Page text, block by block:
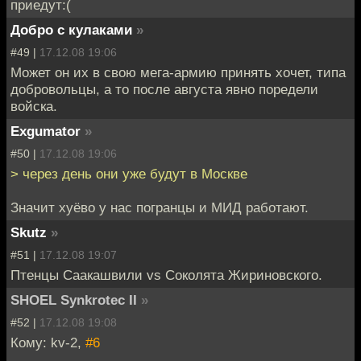
приедут:(
Добро с кулаками »
#49 | 17.12.08 19:06
Может он их в свою мега-армию принять хочет, типа
добровольцы, а то после августа явно поредели
войска.
Exgumator »
#50 | 17.12.08 19:06
> через день они уже будут в Москве
Значит хуёво у нас погранцы и МИД работают.
Skutz »
#51 | 17.12.08 19:07
Птенцы Саакашвили vs Соколята Жириновского.
SHOEL Synkrotec II »
#52 | 17.12.08 19:08
Кому: kv-2, #6